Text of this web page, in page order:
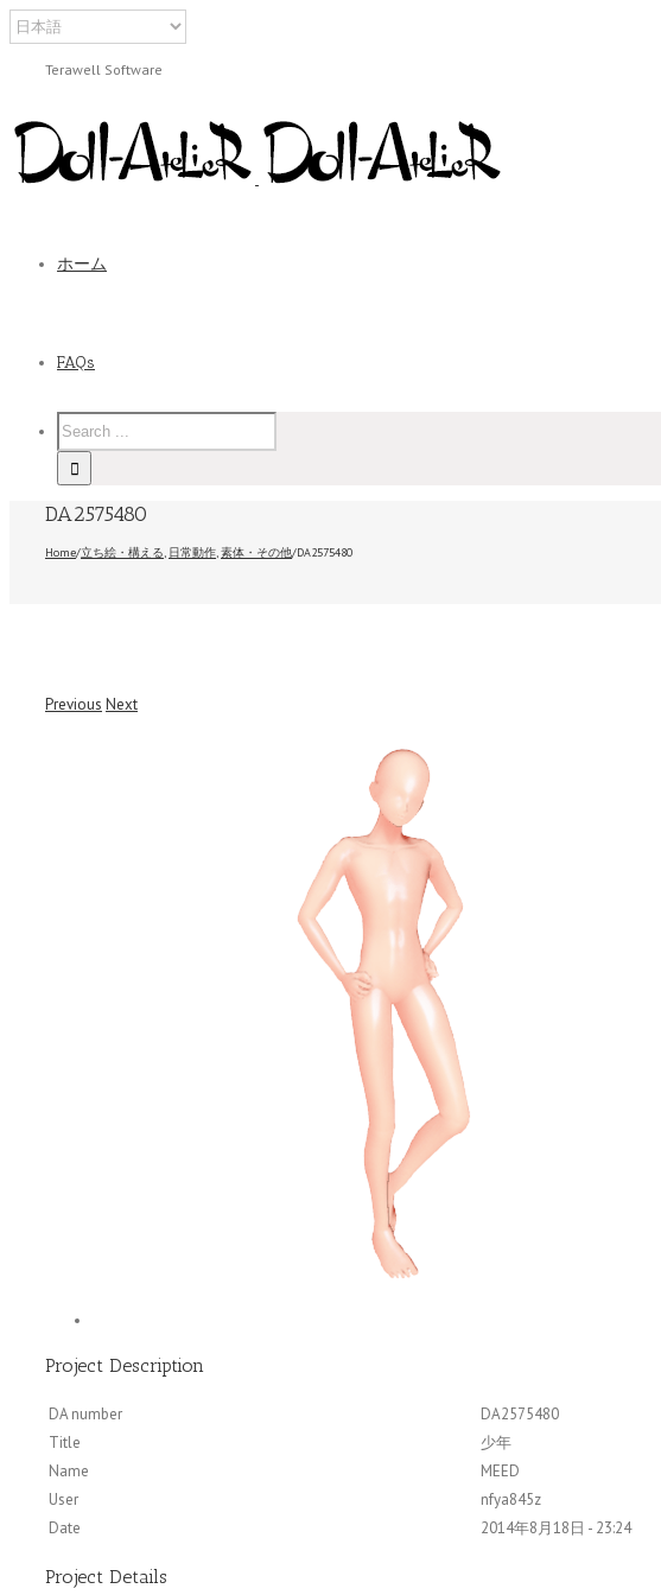
Terawell Software
ホーム
FAQs
DA2575480
Home/立ち絵・構える, 日常動作,素体・その他/DA2575480
Previous Next
Project Description
DA number
DA2575480
Title
少年
Name
MEED
User
nfya845z
Date
2014年8月18日 - 23:24
Project Details